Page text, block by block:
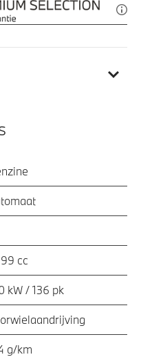
cc
kW / 136 pk
g/km